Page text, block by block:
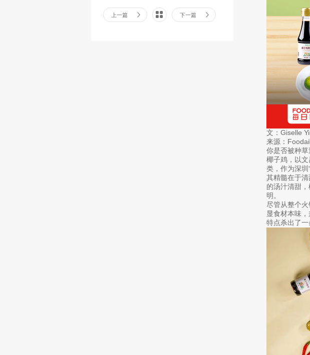
上一篇 下一篇
文：Giselle
来源：
你是否被种草
椰子鸡，以
类，作为深圳
其精髓在于
的汤汁清甜
明。
尽管从整个
显食材本味
特点杀出了一